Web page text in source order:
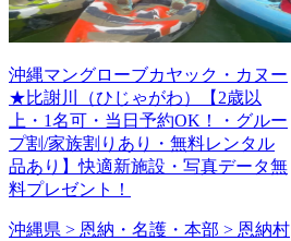
沖縄マングローブカヤック・カヌー
★比謝川（ひじゃがわ）【2歳以
上・1名可・当日予約OK！・グルー
プ割/家族割りあり・無料レンタル
品あり】快適新施設・写真データ無
料プレゼント！
沖縄県 > 恩納・名護・本部 > 恩納村